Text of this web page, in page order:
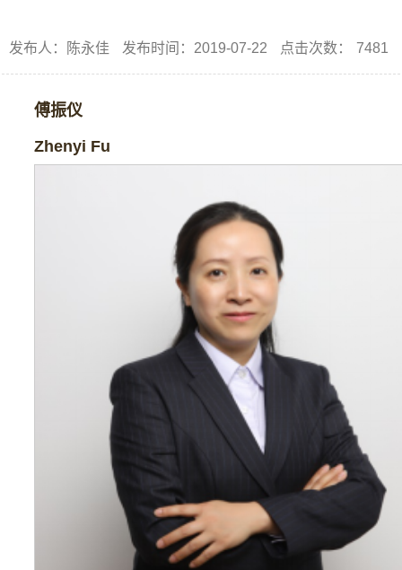
发布人：陈永佳 发布时间：2019-07-22 点击次数： 7481
傅振仪
Zhenyi Fu